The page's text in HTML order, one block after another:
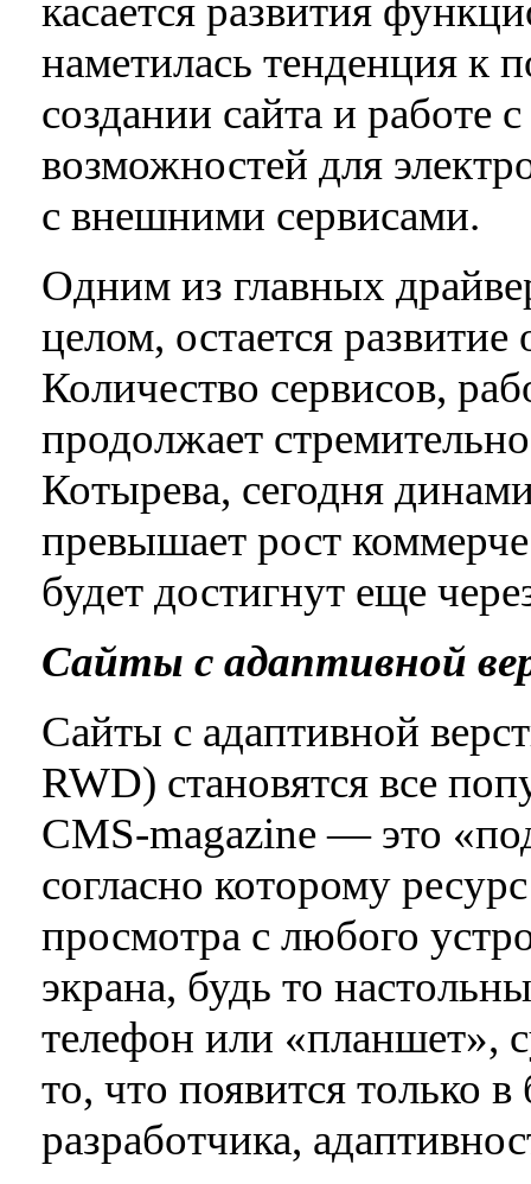
касается развития
наметилась тенденция
создании сайта и
возможностей для
с внешними сервисами.
Одним из главных
целом, остается
Количество сервисов,
продолжает
Котырева, сегодня
превышает рост
будет достигнут еще
Сайты с адаптивной
Сайты с адаптивной
RWD) становятся все
CMS-magazine — это
согласно которому
просмотра с любого
экрана, будь то
телефон или «планшет»,
то, что появится только
разработчика,